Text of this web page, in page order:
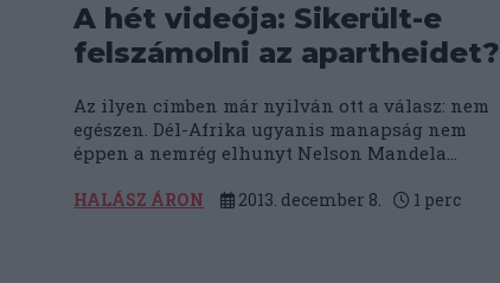
A hét videója: Sikerült-e
felszámolni az apartheidet?
Az ilyen címben már nyilván ott a válasz: nem
egészen. Dél-Afrika ugyanis manapság nem
éppen a nemrég elhunyt Nelson Mandela...
HALÁSZ ÁRON 2013. december 8. 1 perc